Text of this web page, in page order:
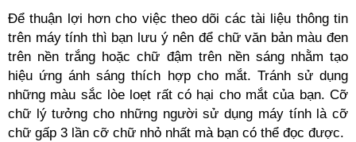
Để thuận lợi hơn cho việc theo dõi các tài liệu thông tin
trên máy tính thì bạn lưu ý nên để chữ văn bản màu đen
trên nền trắng hoặc chữ đậm trên nền sáng nhằm tạo
hiệu ứng ánh sáng thích hợp cho mắt. Tránh sử dụng
những màu sắc lòe loẹt rất có hại cho mắt của bạn. Cỡ
chữ lý tưởng cho những người sử dụng máy tính là cỡ
chữ gấp 3 lần cỡ chữ nhỏ nhất mà bạn có thể đọc được.